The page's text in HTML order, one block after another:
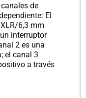
de
El
6,3 mm
interruptor
2 es una
el canal 3
a través